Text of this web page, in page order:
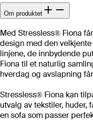
Om produktet
Med Stressless® Fiona
design med den
linjene, de innbydende
Fiona til et naturlig
hverdag og avslapning
Stressless® Fiona kan
utvalg av tekstiler, huder,
en sofa som passer